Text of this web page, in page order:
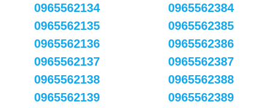
0965562134
0965562135
0965562136
0965562137
0965562138
0965562139
0965562384
0965562385
0965562386
0965562387
0965562388
0965562389